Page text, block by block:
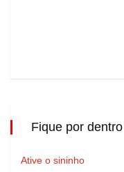
Fique por
Ative o sininho